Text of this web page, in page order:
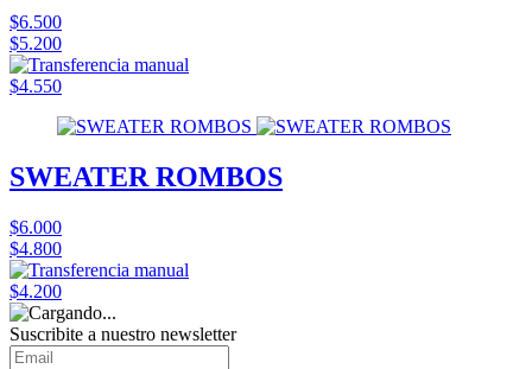
$6.500
$5.200
$4.550
SWEATER ROMBOS
$6.000
$4.800
$4.200
Suscribite a nuestro newsletter